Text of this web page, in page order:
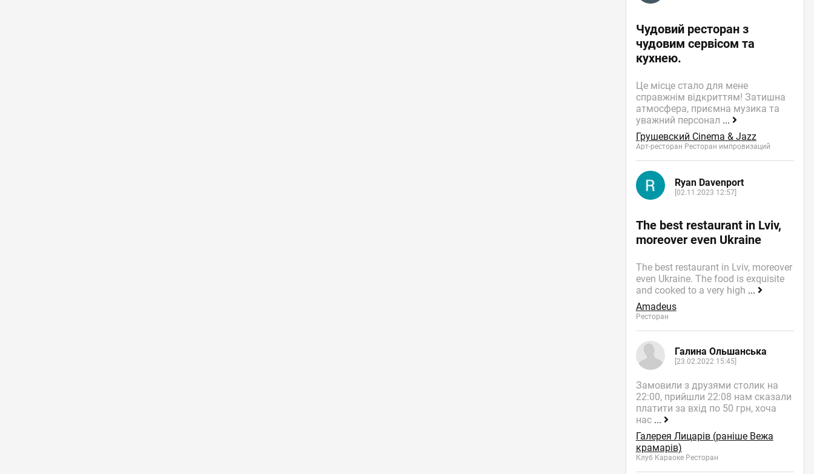
Чудовий ресторан з
чудовим сервісом та
кухнею.
Це місце стало для мене
справжнім відкриттям! Затишна
атмосфера, приємна музика та
уважний персонал ...
Грушевский Cinema & Jazz
Арт-ресторан Ресторан импровизаций
Ryan Davenport
[02.11.2023 12:57]
The best restaurant in Lviv,
moreover even Ukraine
The best restaurant in Lviv, moreover
even Ukraine. The food is exquisite
and cooked to a very high ...
Amadeus
Ресторан
Галина Ольшанська
[23.02.2022 15:45]
Замовили з друзями столик на
22:00, прийшли 22:08 нам сказали
платити за вхід по 50 грн, хоча
нас ...
Галерея Лицарів (раніше Вежа
крамарів)
Клуб Караоке Ресторан